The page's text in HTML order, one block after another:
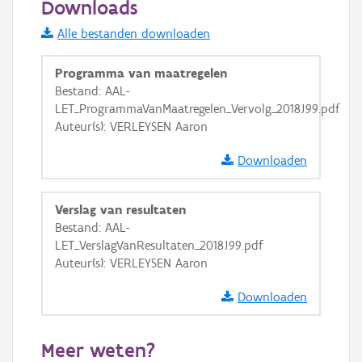
Informatie Vlaanderen
i
+ −
Basis Lagen
OSM-Basiskaart
GRB-Basiskaart
GRB-Basiskaart in grijswaarden
Downloads
Alle bestanden downloaden
Programma van maatregelen
Bestand: AAL-
LET_ProgrammaVanMaatregelen_Vervolg_2018J99.pdf
Auteur(s): VERLEYSEN Aaron
Downloaden
Verslag van resultaten
Bestand: AAL-
LET_VerslagVanResultaten_2018J99.pdf
Auteur(s): VERLEYSEN Aaron
Downloaden
Meer weten?